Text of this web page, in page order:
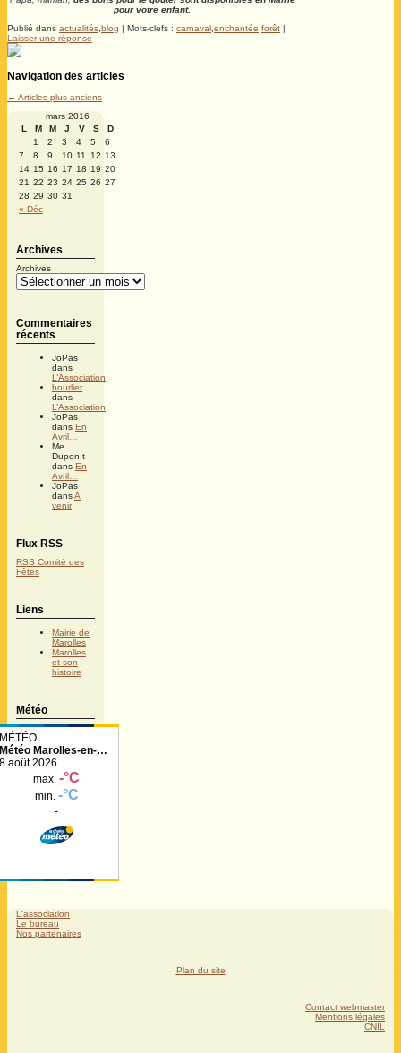
pour votre enfant.
Publié dans actualités,blog | Mots-clefs : carnaval,enchantée,forêt |
Laisser une réponse
Navigation des articles
← Articles plus anciens
mars 2016
L
M M J V S D
« Déc
1 2 3 4 5
6
7
8 9 10 11 12 13
14 15 16 17 18 19 20
21 22 23 24 25 26 27
28 29 30 31
Archives
Archives
Commentaires
récents
JoPas
dans
L’Association
bourlier
dans
L’Association
JoPas
dans En
Avril…
Me
Dupon,t
dans En
Avril…
JoPas
dansA
venir
Flux RSS
RSS Comité des
Fêtes
Liens
Mairie de
Marolles
Marolles
et son
histoire
Météo
Météo Marolles-en-
Hurepoix
L'association
Le bureau
Nos partenaires
Plan du site
Contact webmaster
Mentions légales
CNIL